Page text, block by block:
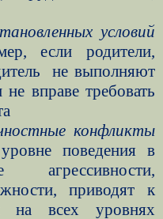
условий
если родители,
не выполняют
вправе требовать
конфликты
поведения в
приводят к
на всех уровнях